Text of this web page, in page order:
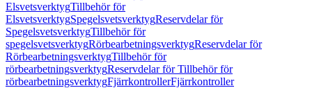
ElsvetsverktygTillbehör för
ElsvetsverktygSpegelsvetsverktygReservdelar för
SpegelsvetsverktygTillbehör för
spegelsvetsverktygRörbearbetningsverktygReservdelar för
RörbearbetningsverktygTillbehör för
rörbearbetningsverktygReservdelar för Tillbehör för
rörbearbetningsverktygFjärrkontrollerFjärrkontroller